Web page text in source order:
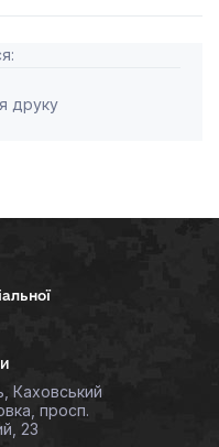
друку
Каховський
просп.
23